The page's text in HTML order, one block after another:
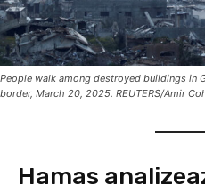
People walk among destroyed buildings in
border, March 20, 2025. REUTERS/Amir
Hamas